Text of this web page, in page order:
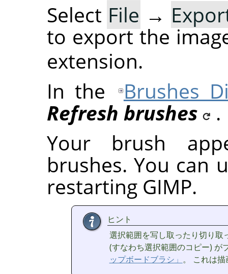
Select File →
to export the
extension.
In the
Brushes
Refresh brushes
.
Your brush
brushes. You can
restarting GIMP.
ヒント
選択範囲を写し取ったり切り取
(すなわち選択範囲のコピー)
ップボードブラシ」 。 これは